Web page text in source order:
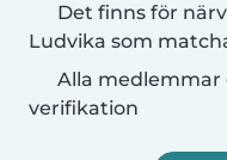
Det finns för
Ludvika som
Alla medlemmar
verifikation